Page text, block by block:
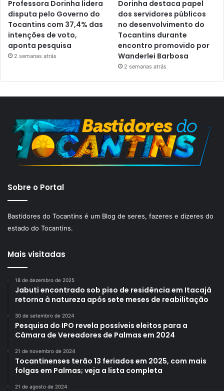
Professora Dorinha lidera
disputa pelo Governo do
Tocantins com 37,4% das
intenções de voto,
aponta pesquisa
2 semanas atrás
Dorinha destaca papel
dos servidores públicos
no desenvolvimento do
Tocantins durante
encontro promovido por
Wanderlei Barbosa
2 semanas atrás
Sobre o Portal
Bastidores do Tocantins é um Blog de seres, fazeres e dizeres do
estado do Tocantins.
Mais visitadas
18 de dezembro de 2025
Jabuti encontrado sob piso de residência em Itacajá
retorna à natureza após sete meses de reabilitação
30 de setembro de 2024
Pesquisa do IPO revela possíveis eleitos para a
Câmara de Vereadores de Palmas em 2024
21 de novembro de 2024
Tocantinenses terão 13 feriados em 2025, com mais
folgas em Palmas; veja a lista completa
21 de agosto de 2024